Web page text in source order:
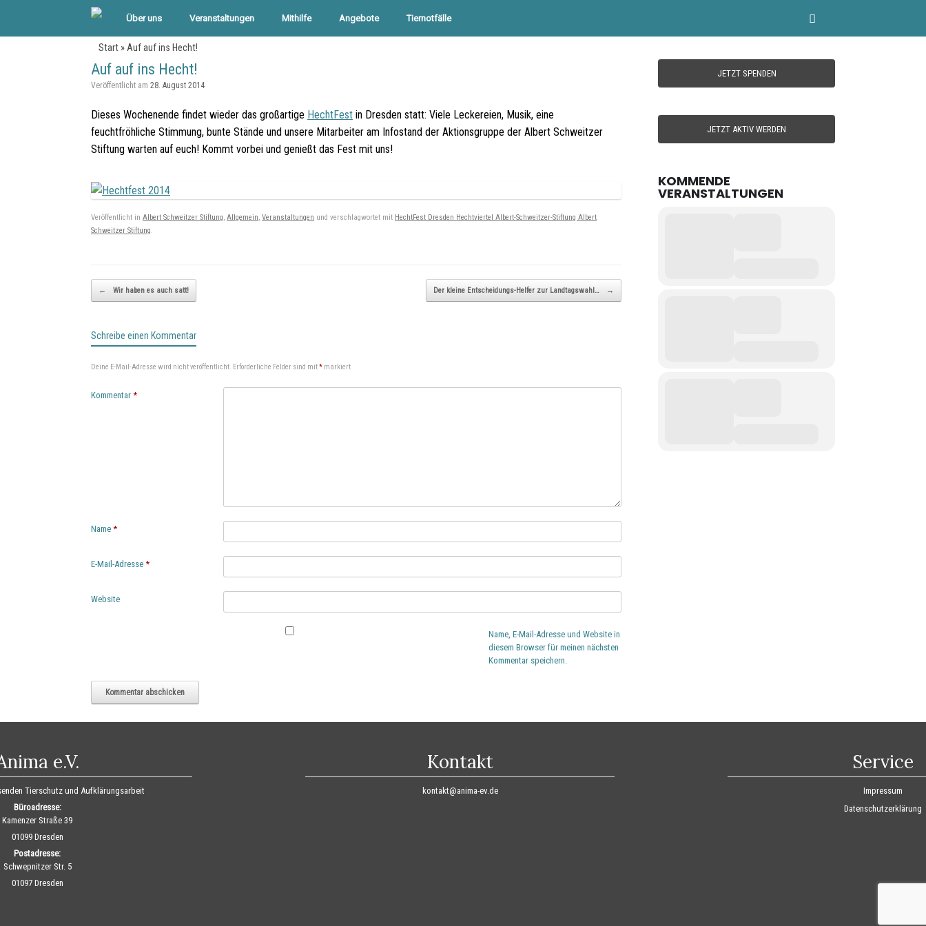
Über uns Veranstaltungen Mithilfe Angebote Tiernotfälle
Start» Auf auf ins Hecht!
Auf auf ins Hecht!
Veröffentlicht am 28. August 2014
Dieses Wochenende findet wieder das großartige HechtFest in Dresden statt: Viele Leckereien, Musik, eine
feuchtfröhliche Stimmung, bunte Stände und unsere Mitarbeiter am Infostand der Aktionsgruppe der Albert Schweitzer
Stiftung warten auf euch! Kommt vorbei und genießt das Fest mit uns!
Veröffentlicht in Albert Schweitzer Stiftung, Allgemein, Veranstaltungen und verschlagwortet mit HechtFest Dresden Hechtviertel Albert-Schweitzer-Stiftung Albert
Schweitzer Stiftung.
Beitragsnavigation
← Wir haben es auch satt! Der kleine Entscheidungs-Helfer zur Landtagswahl… →
Schreibe einen Kommentar
Deine E-Mail-Adresse wird nicht veröffentlicht. Erforderliche Felder sind mit* markiert
Kommentar *
Name *
E-Mail-Adresse *
Website
Name, E-Mail-Adresse und Website in
diesem Browser für meinen nächsten
Kommentar speichern.
JETZT SPENDEN
JETZT AKTIV WERDEN
KOMMENDE
VERANSTALTUNGEN
e.V.
Tierschutz und Aufklärungsarbeit
Büroadresse:
Kamenzer Straße 39
01099 Dresden
Postadresse:
Schwepnitzer Str. 5
01097 Dresden
Kontakt
kontakt@anima-ev.de
Service
Impressum
Datenschutzerklärung